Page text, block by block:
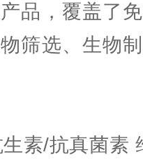
品，覆盖了
筛选、生物
生素/抗真菌素